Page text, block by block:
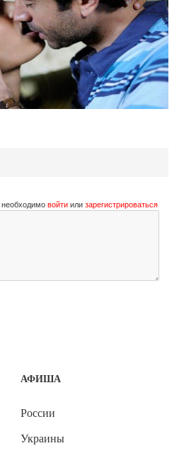
необходимо войти или зарегистрироваться
АФИША
России
Украины